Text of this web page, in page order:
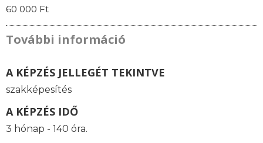
60 000 Ft
További információ
A KÉPZÉS JELLEGÉT TEKINTVE
szakképesítés
A KÉPZÉS IDŐ
3 hónap - 140 óra.